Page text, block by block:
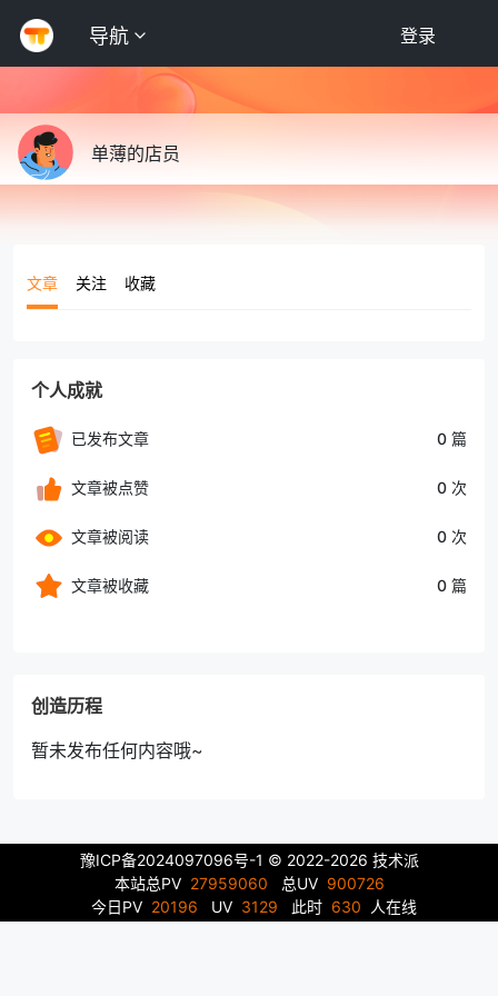
导航 登录
单薄的店员
文章 关注 收藏
个人成就
已发布文章 0 篇
文章被点赞 0 次
文章被阅读 0 次
文章被收藏 0 篇
创造历程
暂未发布任何内容哦~
豫ICP备2024097096号-1 © 2022-2026 技术派
本站总PV 27959060 总UV 900726
今日PV 20196 UV 3129 此时 630 人在线